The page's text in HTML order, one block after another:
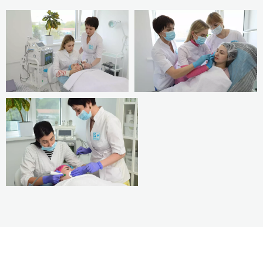
инструментов.
7. Правила личной гигиены.
Сформированные умения (Вы
сможете):
1. Оформлять рабочее место
косметика согласно
Государственным
санитарным нормам и
правилам для косметических
салонов, а также с учетом
назначения мебели и
оборудования.